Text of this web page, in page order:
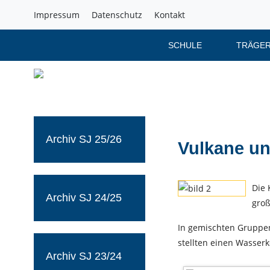
Impressum Datenschutz Kontakt
SCHULE
Archiv SJ 25/26
Archiv SJ 24/25
Archiv SJ 23/24
Vulkane
Die
In gemischten
stellten einen